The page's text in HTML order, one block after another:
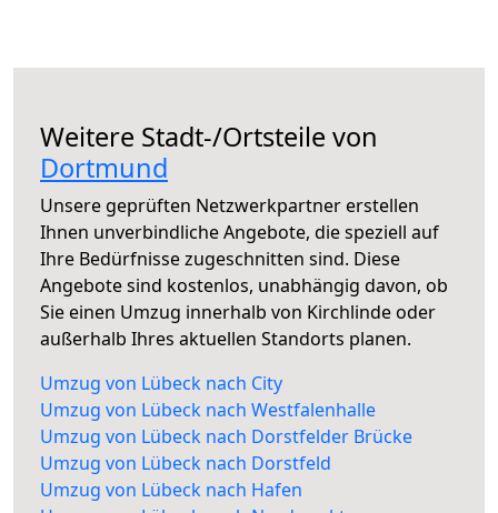
Weitere Stadt-/Ortsteile von
Dortmund
Unsere geprüften Netzwerkpartner erstellen
Ihnen unverbindliche Angebote, die speziell auf
Ihre Bedürfnisse zugeschnitten sind. Diese
Angebote sind kostenlos, unabhängig davon, ob
Sie einen Umzug innerhalb von Kirchlinde oder
außerhalb Ihres aktuellen Standorts planen.
Umzug von Lübeck nach City
Umzug von Lübeck nach Westfalenhalle
Umzug von Lübeck nach Dorstfelder Brücke
Umzug von Lübeck nach Dorstfeld
Umzug von Lübeck nach Hafen